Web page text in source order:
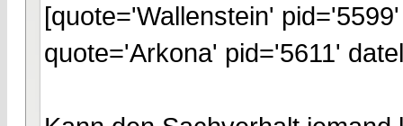
[quote='Wallenstein'
quote='Arkona' pid='5611'